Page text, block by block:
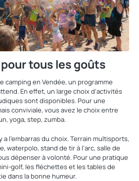
tous les goûts
camping en Vendée, un programme
En effet, un large choix d’activités
sont disponibles. Pour une
conviviale, vous avez le choix entre
yoga, step, zumba.
l’embarras du choix. Terrain multisports,
waterpolo, stand de tir à l’arc, salle de
dépenser à volonté. Pour une pratique
golf, les fléchettes et les tables de
dans la bonne humeur.